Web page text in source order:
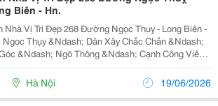
Biên - Hn.
Nhà Vị Trí Đẹp 268 Đường Ngọc Thuỵ - Long Biên -
Ngọc Thụy &Ndash; Dân Xây Chắc Chắn &Ndash;
&Ndash; Ngõ Thông &Ndash; Cạnh Công Viên
Nhanh Vị Trí Cực Đẹp Trung Tâm Ngọc
Ngay Cạnh Công Viên, Không Gian Sống
Hà Nội 19/06/2026